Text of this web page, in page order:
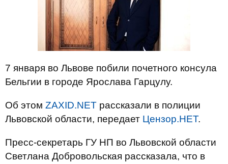
7 января во Львове побили почетного консула
Бельгии в городе Ярослава Гарцулу.
Об этом ZAXID.NET рассказали в полиции
Львовской области, передает Цензор.НЕТ.
Пресс-секретарь ГУ НП во Львовской области
Светлана Добровольская рассказала, что в